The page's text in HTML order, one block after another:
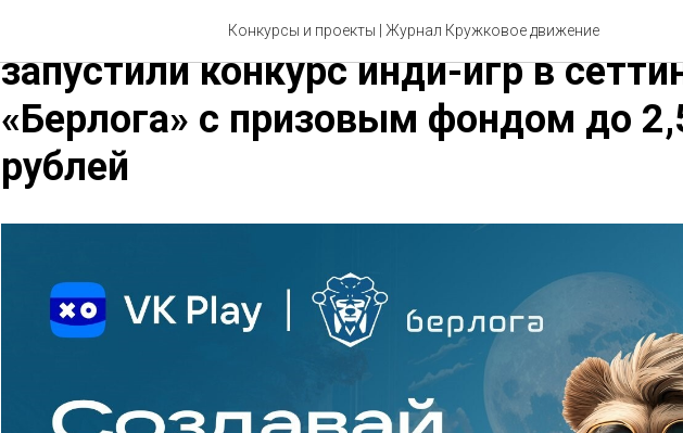
Конкурсы и проекты | Журнал Кружковое движение
VK Play и Кружковое движение НТИ
запустили конкурс инди-игр в
«Берлога» с призовым фондом до
рублей